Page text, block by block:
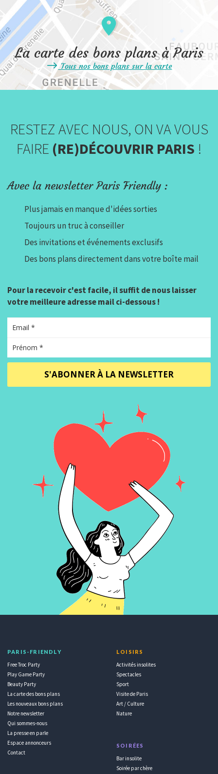
La carte des bons plans à Paris
Tous nos bons plans sur la carte
RESTEZ AVEC NOUS, ON VA VOUS
FAIRE (RE)DÉCOUVRIR PARIS !
Avec la newsletter Paris Friendly :
Plus jamais en manque d'idées sorties
Toujours un truc à conseiller
Des invitations et événements exclusifs
Des bons plans directement dans votre boîte mail
Pour la recevoir c'est facile, il suffit de nous laisser
votre meilleure adresse mail ci-dessous !
S'ABONNER À LA NEWSLETTER
PARIS-FRIENDLY
Free Troc Party
Play Game Party
Beauty Party
La carte des bons plans
Les nouveaux bons plans
Notre newsletter
Qui sommes-nous
La presse en parle
Espace annonceurs
Contact
LOISIRS
Activités insolites
Spectacles
Sport
Visite de Paris
Art / Culture
Nature
SOIRÉES
Bar insolite
Soirée par chère